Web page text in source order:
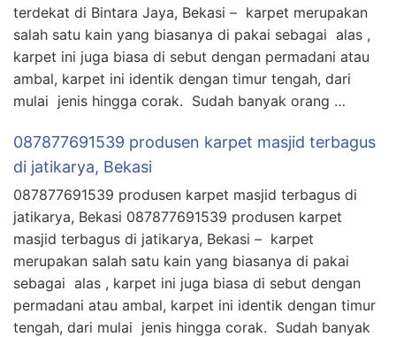
terdekat di Bintara Jaya, Bekasi – karpet merupakan
salah satu kain yang biasanya di pakai sebagai alas ,
karpet ini juga biasa di sebut dengan permadani atau
ambal, karpet ini identik dengan timur tengah, dari
mulai jenis hingga corak. Sudah banyak orang …
087877691539 produsen karpet masjid terbagus
di jatikarya, Bekasi
087877691539 produsen karpet masjid terbagus di
jatikarya, Bekasi 087877691539 produsen karpet
masjid terbagus di jatikarya, Bekasi – karpet
merupakan salah satu kain yang biasanya di pakai
sebagai alas , karpet ini juga biasa di sebut dengan
permadani atau ambal, karpet ini identik dengan timur
tengah, dari mulai jenis hingga corak. Sudah banyak